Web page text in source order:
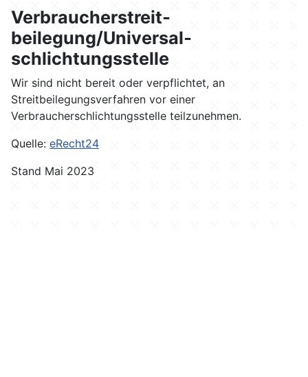
Verbraucher­streit­
beilegung/Universal­
schlichtungs­stelle
Wir sind nicht bereit oder verpflichtet, an
Streitbeilegungsverfahren vor einer
Verbraucherschlichtungsstelle teilzunehmen.
Quelle: eRecht24
Stand Mai 2023